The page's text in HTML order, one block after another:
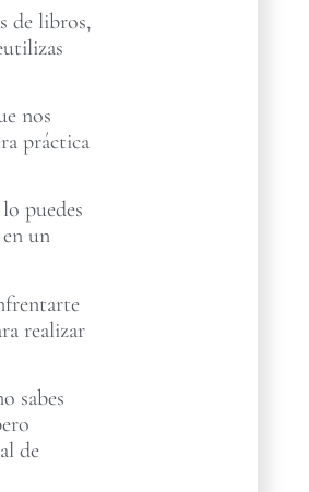
de libros,
nos
práctica
puedes
un
realizar
sabes
de